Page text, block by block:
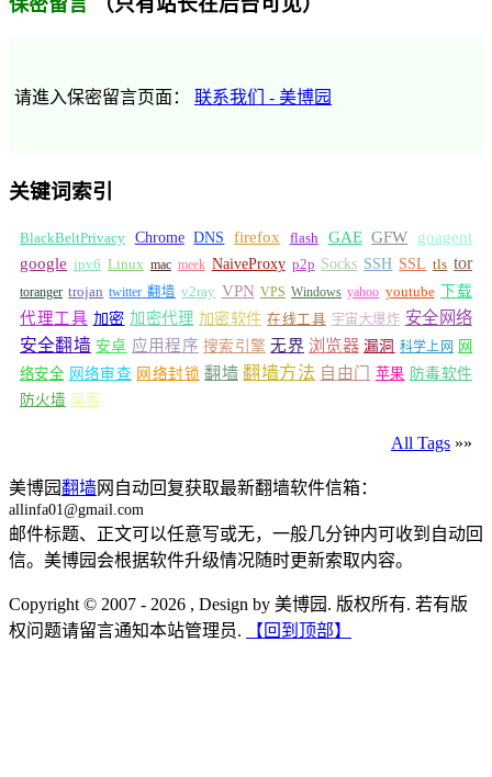
保密留言
请進入保密留言页面： 联系我们 - 美博园
关键词索引
BlackBeltPrivacy Chrome DNS firefox flash GAE GFW
goagent
google ipv6 Linux mac meek NaiveProxy p2p Socks SSH SSL tls tor
toranger trojan twitter 翻墙 v2ray VPN VPS Windows yahoo youtube 下载
代理工具 加密 加密代理 加密软件 在线工具 宇宙大爆炸 安全网络
安全翻墙 安卓 应用程序 搜索引擎 无界 浏览器 漏洞 科学上网 网
络安全 网络审查 网络封锁 翻墙 翻墙方法 自由门 苹果 防毒软件
防火墙 黑客
All Tags »»
美博园翻墙网自动回复获取最新翻墙软件信箱：
allinfa01@gmail.com
邮件标题、正文可以任意写或无，一般几分钟内可收到自动回
信。美博园会根据软件升级情况随时更新索取内容。
Copyright © 2007 - 2026 , Design by 美博园. 版权所有. 若有版
权问题请留言通知本站管理员.
【回到顶部】